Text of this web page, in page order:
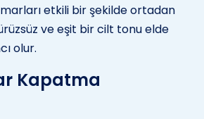
etkili bir şekilde ortadan
ve eşit bir cilt tonu elde
olur.
Kapatma